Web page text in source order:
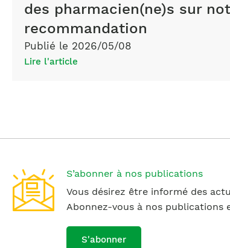
des pharmacien(ne)s sur
recommandation
Publié le 2026/05/08
Lire l'article
S’abonner à nos publications
Vous désirez être informé des
Abonnez-vous à nos publications
S'abonner